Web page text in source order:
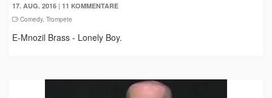
17. AUG. 2016 | 11 KOMMENTARE
Comedy, Trompete
E-Mnozil Brass - Lonely Boy.